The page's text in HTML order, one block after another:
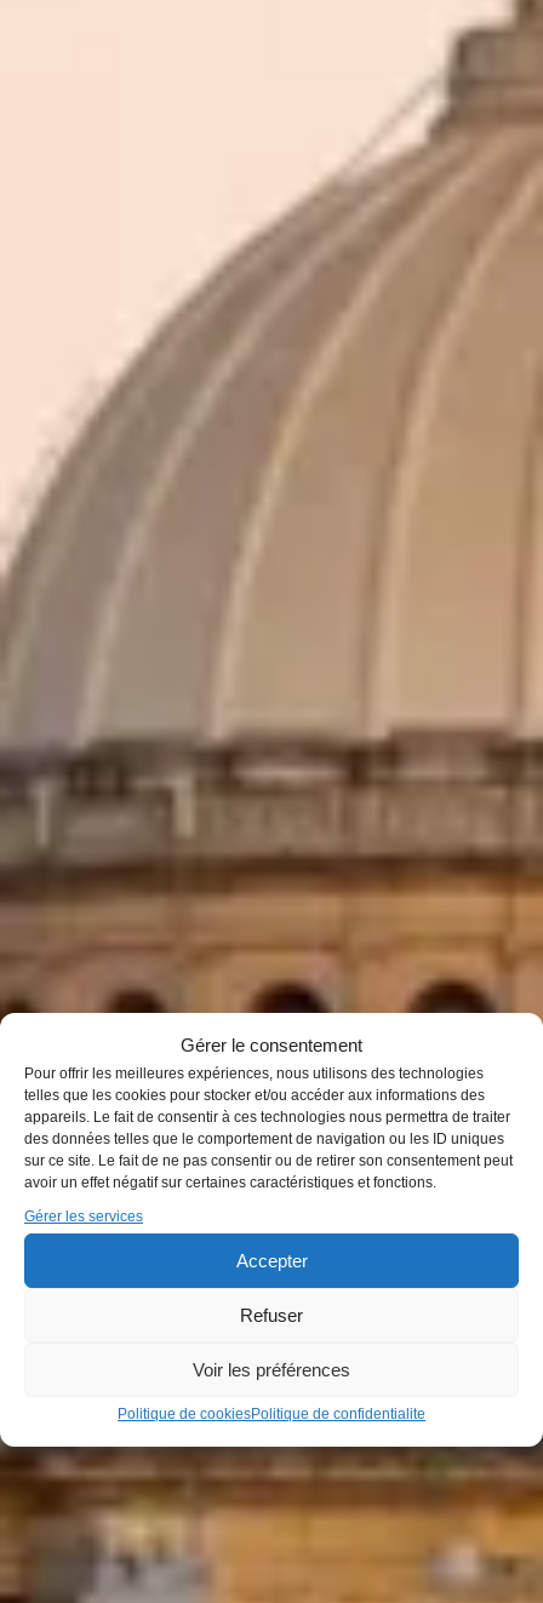
Gérer le consentement
Pour offrir les meilleures expériences, nous utilisons des technologies
telles que les cookies pour stocker et/ou accéder aux informations des
appareils. Le fait de consentir à ces technologies nous permettra de traiter
des données telles que le comportement de navigation ou les ID uniques
sur ce site. Le fait de ne pas consentir ou de retirer son consentement peut
avoir un effet négatif sur certaines caractéristiques et fonctions.
Gérer les services
Accepter
Refuser
Voir les préférences
Politique de cookiesPolitique de confidentialite